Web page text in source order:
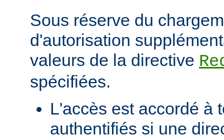
Sous réserve du
d'autorisation
valeurs de la directive
spécifiées.
L'accès est accordé à
authentifiés si une